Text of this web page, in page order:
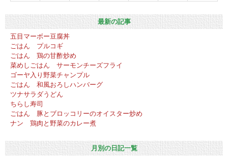
最新の記事
五目マーボー豆腐丼
ごはん プルコギ
ごはん 鶏の甘酢炒め
菜めしごはん サーモンチーズフライ
ゴーヤ入り野菜チャンプル
ごはん 和風おろしハンバーグ
ツナサラダうどん
ちらし寿司
ごはん 豚とブロッコリーのオイスター炒め
ナン 鶏肉と野菜のカレー煮
月別の日記一覧